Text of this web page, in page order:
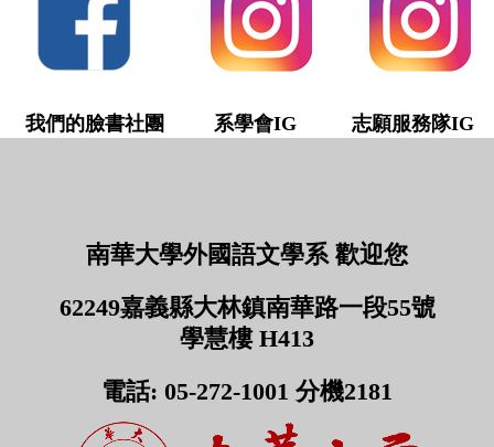
我們的臉書社團 系學會IG 志願服務隊IG
南華大學外國語文學系 歡迎您
62249嘉義縣大林鎮南華路一段55號
學慧樓 H413
電話: 05-272-1001 分機2181